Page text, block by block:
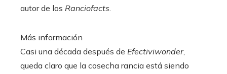
autor de los Ranciofacts.
Más información
Casi una década después de Efectiviwonder,
queda claro que la cosecha rancia está siendo